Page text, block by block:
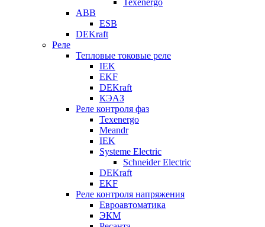
ABB
ESB
DEKraft
Реле
Тепловые токовые реле
IEK
EKF
DEKraft
КЭАЗ
Реле контроля фаз
Texenergo
Meandr
IEK
Systeme Electric
Schneider Electric
DEKraft
EKF
Реле контроля напряжения
Евроавтоматика
ЭКМ